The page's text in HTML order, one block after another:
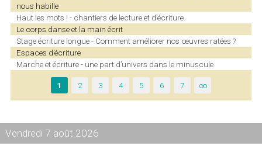
nous habille
Haut les mots ! - chantiers de lecture et d’écriture.
Le corps danse et la main écrit
Stage écriture longue - Comment améliorer nos œuvres ratées ?
Espaces d’écriture
Marche et écriture - une part d’univers dans le minuscule
1 2 3 4 5 6 7 ∞
Vendredi 7 août 2026